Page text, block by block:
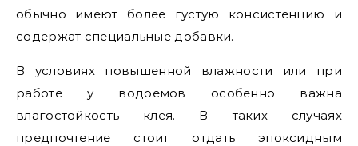
обычно имеют более густую консистенцию и
содержат специальные добавки.
В условиях повышенной влажности или при
работе у водоемов особенно важна
влагостойкость клея. В таких случаях
предпочтение стоит отдать эпоксидным